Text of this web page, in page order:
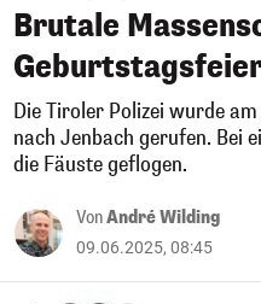
Brutale
Die Tiroler Polizei wurde
nach Jenbach gerufen. Bei
die Fäuste geflogen.
VonAndré Wilding
09.06.2025, 08:45